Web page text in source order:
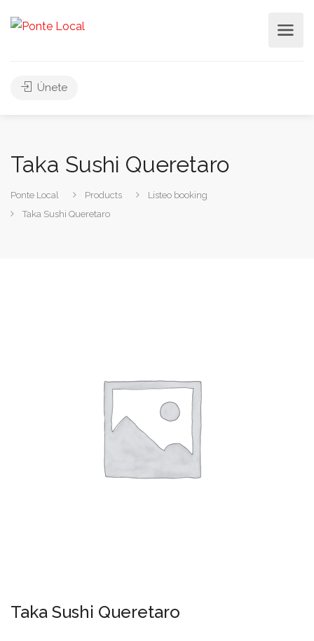
Únete
Taka Sushi Queretaro
Ponte Local Products
Listeo booking
Taka Sushi Queretaro
Taka Sushi Queretaro